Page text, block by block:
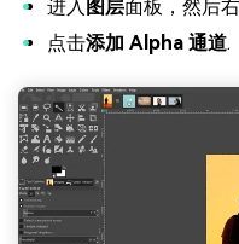
进入 图层面板，然后
点击添加 Alpha 通道.